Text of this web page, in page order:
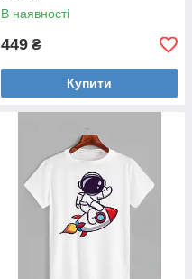
В наявності
449 ₴
Купити